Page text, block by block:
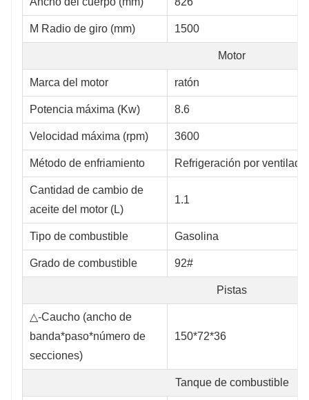
M Radio de giro (mm) 1500
Motor
Marca del motor ratón
Potencia máxima (Kw) 8.6
Velocidad máxima (rpm) 3600
Método de enfriamiento Refrigeración por
Cantidad de cambio de
aceite del motor (L)
1.1
Tipo de combustible Gasolina
Grado de combustible 92#
Pistas
△-Caucho (ancho de
banda*paso*número de
secciones)
150*72*36
Tanque de combustible